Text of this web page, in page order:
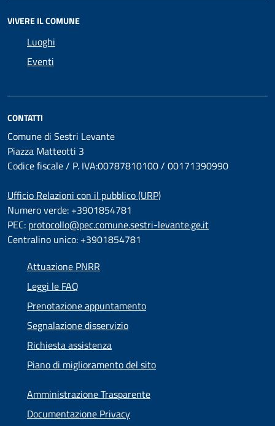
VIVERE IL COMUNE
Luoghi
Eventi
CONTATTI
Comune di Sestri Levante
Piazza Matteotti 3
Codice fiscale / P. IVA:00787810100 / 00171390990
Ufficio Relazioni con il pubblico (URP)
Numero verde: +3901854781
PEC: protocollo@pec.comune.sestri-levante.ge.it
Centralino unico: +3901854781
Attuazione PNRR
Leggi le FAQ
Prenotazione appuntamento
Segnalazione disservizio
Richiesta assistenza
Piano di miglioramento del sito
Amministrazione Trasparente
Documentazione Privacy